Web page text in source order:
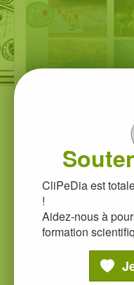
CliPeDia est
!
Aidez-nous à
formation
Introduction à la